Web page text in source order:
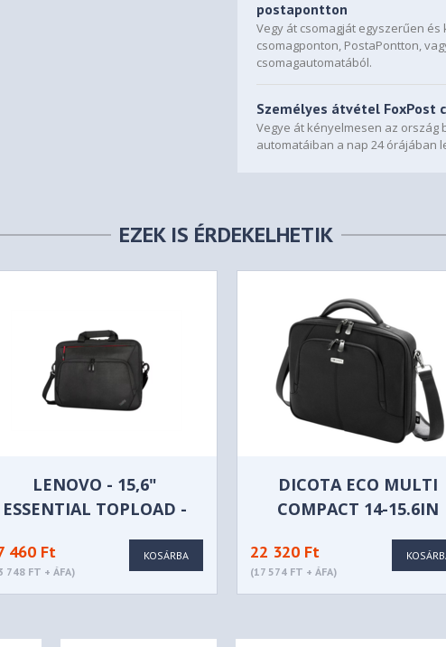
postapontton
Vegy át csomagját egyszerűen és
csomagponton, PostaPontton,
csomagautomatából.
Személyes átvétel FoxPost
Vegye át kényelmesen az ország
automatáiban a nap 24 órájában
EZEK IS ÉRDEKELHETIK
LENOVO - 15,6"
ESSENTIAL TOPLOAD -
460 Ft
748 FT + ÁFA)
KOSÁRBA
DICOTA ECO MULTI
COMPACT 14-15.6IN
22 320 Ft
(17 574 FT + ÁFA)